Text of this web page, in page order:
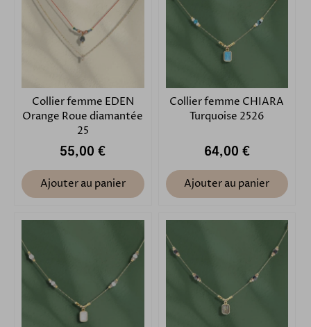
Collier femme EDEN
Orange Roue diamantée
25
55,00 €
Ajouter au panier
Collier femme CHIARA
Turquoise 2526
64,00 €
Ajouter au panier